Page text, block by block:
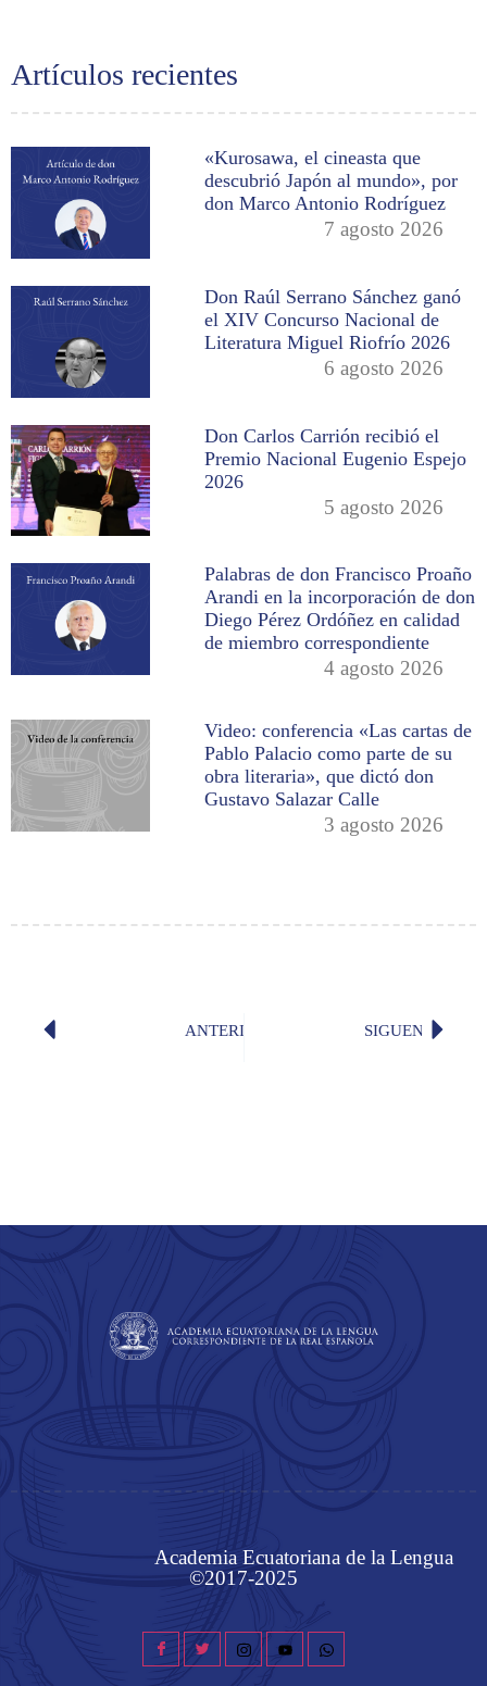
Artículos recientes
«Kurosawa, el cineasta que
descubrió Japón al mundo», por
don Marco Antonio Rodríguez
7 agosto 2026
Don Raúl Serrano Sánchez ganó
el XIV Concurso Nacional de
Literatura Miguel Riofrío 2026
6 agosto 2026
Don Carlos Carrión recibió el
Premio Nacional Eugenio Espejo
2026
5 agosto 2026
Palabras de don Francisco Proaño
Arandi en la incorporación de don
Diego Pérez Ordóñez en calidad
de miembro correspondiente
4 agosto 2026
Video: conferencia «Las cartas de
Pablo Palacio como parte de su
obra literaria», que dictó don
Gustavo Salazar Calle
3 agosto 2026
ANTERIOR «Oportunidades, certezas y
SIGUENTE
Academia Ecuatoriana de la Lengua
©2017-2025